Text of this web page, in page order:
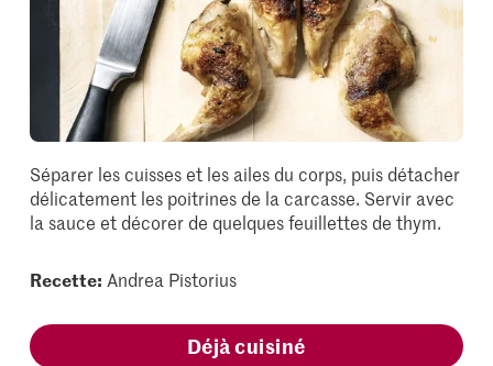
Séparer les cuisses et les ailes du corps, puis détacher
délicatement les poitrines de la carcasse. Servir avec
la sauce et décorer de quelques feuillettes de thym.
Recette: Andrea Pistorius
Déjà cuisiné